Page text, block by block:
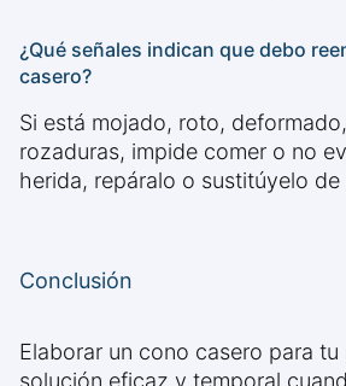
¿Qué señales indican que debo
casero?
Si está mojado, roto,
rozaduras, impide comer o no
herida, repáralo o sustitúyelo de
Conclusión
Elaborar un cono casero para tu